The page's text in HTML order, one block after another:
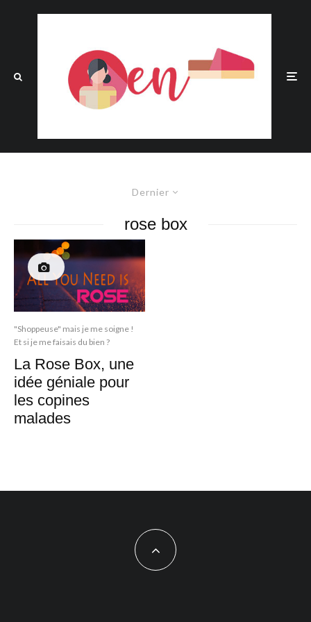
Dernier
rose box
"Shoppeuse" mais je me soigne !
Et si je me faisais du bien ?
La Rose Box, une
idée géniale pour
les copines
malades